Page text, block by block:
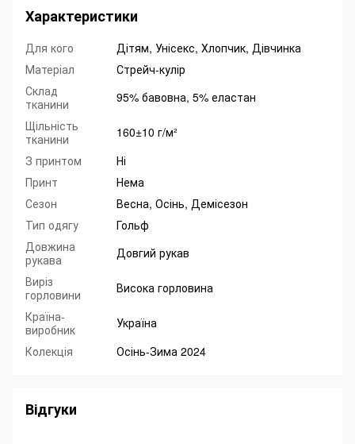
Характеристики
Для кого
Дітям, Унісекс, Хлопчик, Дівчинка
Матеріал
Стрейч-кулір
Склад
тканини
95% бавовна, 5% еластан
Щільність
тканини
160±10 г/м²
З принтом
Ні
Принт
Нема
Сезон
Весна, Осінь, Демісезон
Тип одягу
Гольф
Довжина
рукава
Довгий рукав
Виріз
горловини
Висока горловина
Країна-
виробник
Україна
Колекція
Осінь-Зима 2024
Відгуки